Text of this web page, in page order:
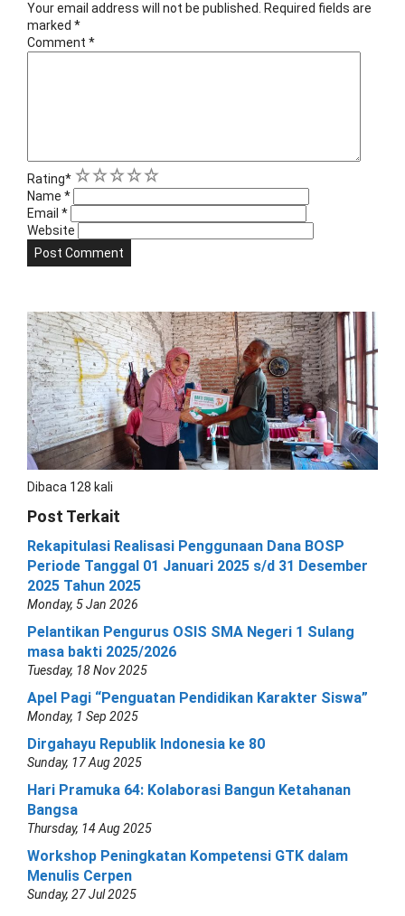
Your email address will not be published. Required fields are
marked *
Comment *
Rating* 5
4
3
2
1
Name *
Email *
Website
Dibaca 128 kali
Post Terkait
Rekapitulasi Realisasi Penggunaan Dana BOSP
Periode Tanggal 01 Januari 2025 s/d 31 Desember
2025 Tahun 2025
Monday, 5 Jan 2026
Pelantikan Pengurus OSIS SMA Negeri 1 Sulang
masa bakti 2025/2026
Tuesday, 18 Nov 2025
Apel Pagi “Penguatan Pendidikan Karakter Siswa”
Monday, 1 Sep 2025
Dirgahayu Republik Indonesia ke 80
Sunday, 17 Aug 2025
Hari Pramuka 64: Kolaborasi Bangun Ketahanan
Bangsa
Thursday, 14 Aug 2025
Workshop Peningkatan Kompetensi GTK dalam
Menulis Cerpen
Sunday, 27 Jul 2025